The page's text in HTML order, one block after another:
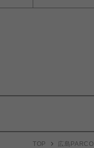
TOP 広島PARCO